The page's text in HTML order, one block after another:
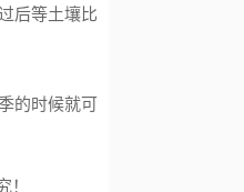
后等土壤比
的时候就可
！